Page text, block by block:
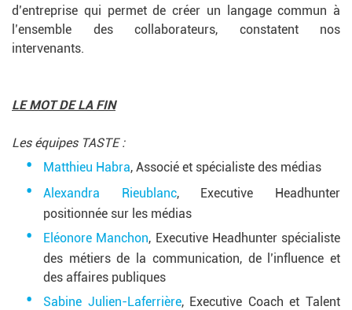
d’entreprise qui permet de créer un langage commun à
l’ensemble des collaborateurs, constatent nos
intervenants.
LE MOT DE LA FIN
Les équipes TASTE :
Matthieu Habra, Associé et spécialiste des médias
Alexandra Rieublanc, Executive Headhunter
positionnée sur les médias
Eléonore Manchon, Executive Headhunter spécialiste
des métiers de la communication, de l’influence et
des affaires publiques
Sabine Julien-Laferrière, Executive Coach et Talent